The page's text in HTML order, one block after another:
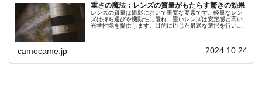
重さの魔法：レンズの質量がもたらす驚きの効果
レンズの質量は撮影において重要な要素です。軽量なレン
ズは持ち運びや機動性に優れ、重いレンズは安定感と高い
光学性能を提供します。目的に応じた最適な選択を行い、
camecame.jp 2024.10.24